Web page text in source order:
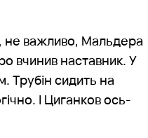
не важливо, Мальдера
вчинив наставник. У
Трубін сидить на
І Циганков ось-